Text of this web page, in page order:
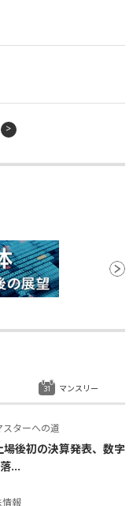
ターへの道
場後初の決算発表、数字
...
情報
マンスリー